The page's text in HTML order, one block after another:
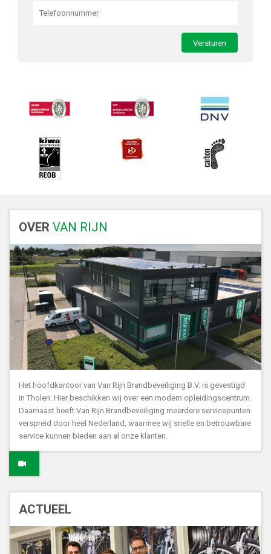
OVER VAN RIJN
Het hoofdkantoor van Van Rijn Brandbeveiliging B.V. is gevestigd
in Tholen. Hier beschikken wij over een modern opleidingscentrum.
Daarnaast heeft Van Rijn Brandbeveiliging meerdere servicepunten
verspreid door heel Nederland, waarmee wij snelle en betrouwbare
service kunnen bieden aan al onze klanten.
ACTUEEL